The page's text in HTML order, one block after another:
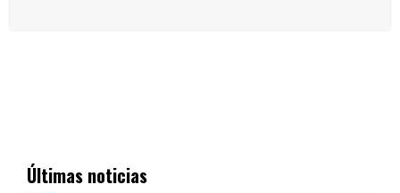
Últimas noticias